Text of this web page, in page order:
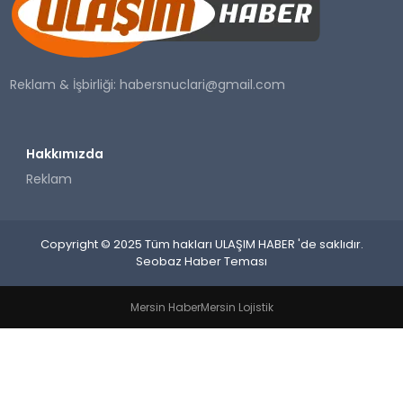
SAĞLIK
YAŞAM
Reklam & İşbirliği:habersnuclari@gmail.com
Hakkımızda
Reklam
Copyright © 2025 Tüm hakları ULAŞIM HABER 'de saklıdır.
Seobaz Haber Teması
Mersin HaberMersin Lojistik